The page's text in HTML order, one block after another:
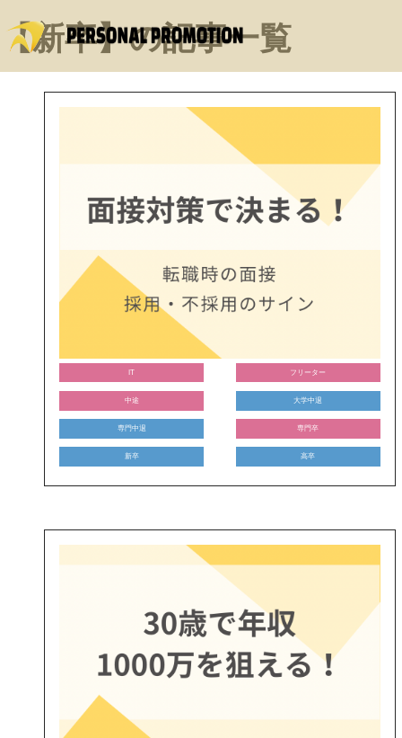
【新卒】の記事一覧
IT フリーター
中途 大学中退
専門中退 専門卒
新卒 高卒